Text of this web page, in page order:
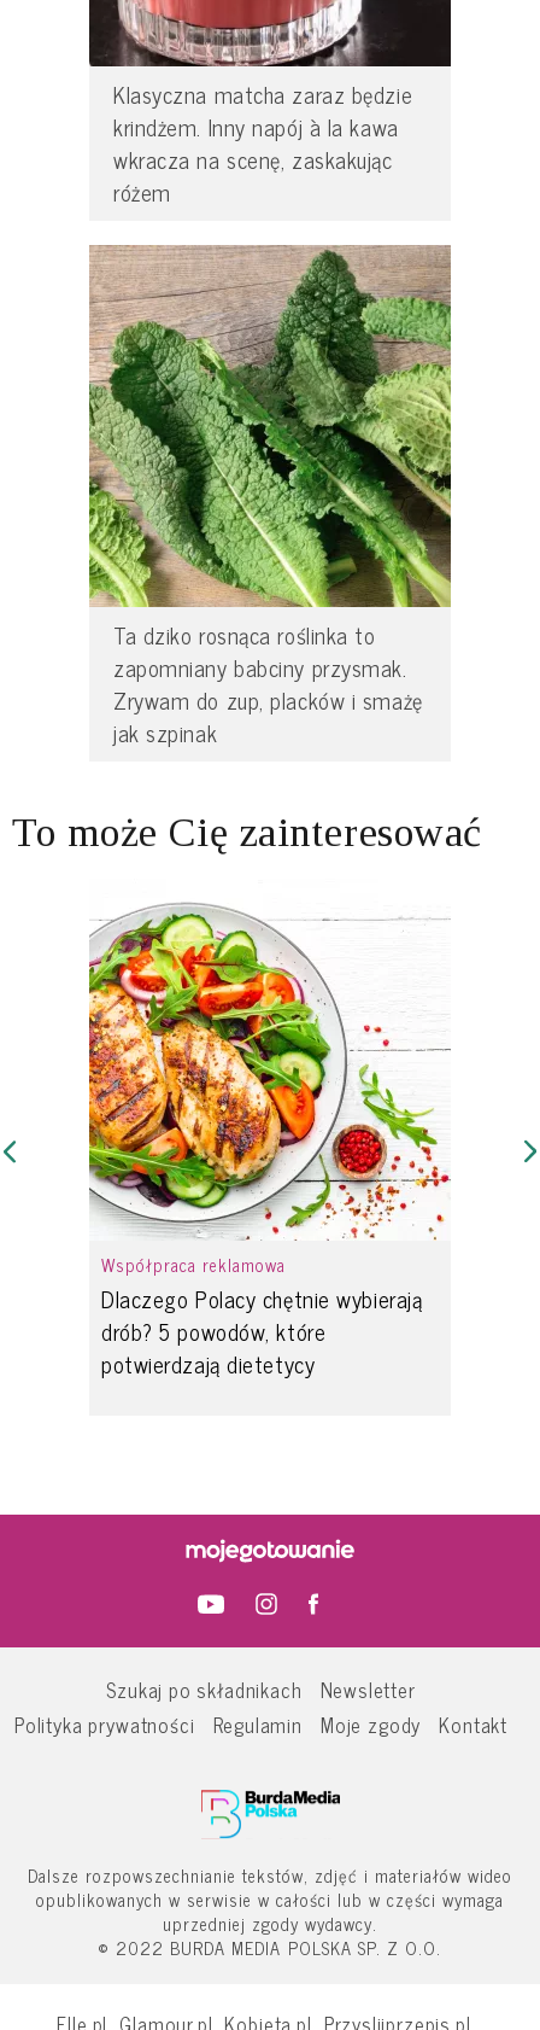
Klasyczna matcha zaraz będzie
krindżem. Inny napój à la kawa
wkracza na scenę, zaskakując
różem
Ta dziko rosnąca roślinka to
zapomniany babciny przysmak.
Zrywam do zup, placków i smażę
jak szpinak
To może Cię zainteresować
Współpraca reklamowa
Dlaczego Polacy chętnie wybierają
drób? 5 powodów, które
potwierdzają dietetycy
Szukaj po składnikach
Newsletter
Polityka prywatności
Regulamin Moje zgody Kontakt
Dalsze rozpowszechnianie tekstów, zdjęć i materiałów wideo
opublikowanych w serwisie w całości lub w części wymaga
uprzedniej zgody wydawcy.
© 2022 BURDA MEDIA POLSKA SP. Z O.O.
Elle.pl Glamour.pl Kobieta.pl Przyslijprzepis.pl